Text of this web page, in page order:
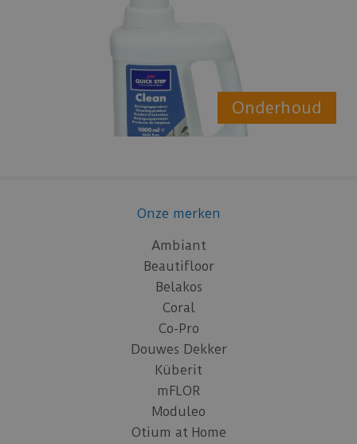
Onderhoud
Onze merken
Ambiant
Beautifloor
Belakos
Coral
Co-Pro
Douwes Dekker
Küberit
mFLOR
Moduleo
Otium at Home